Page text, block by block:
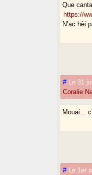
Que
https://
N’ac hèi
# Le 31
Coralie
Mouai...
# Le 1er